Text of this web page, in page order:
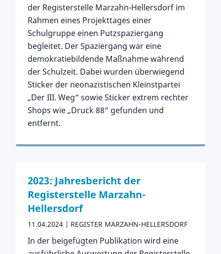
der Registerstelle Marzahn-Hellersdorf im
Rahmen eines Projekttages einer
Schulgruppe einen Putzspaziergang
begleitet. Der Spaziergang war eine
demokratiebildende Maßnahme während
der Schulzeit. Dabei wurden überwiegend
Sticker der neonazistischen Kleinstpartei
„Der III. Weg“ sowie Sticker extrem rechter
Shops wie „Druck 88“ gefunden und
entfernt.
Zum Artikel
2023: Jahresbericht der
Registerstelle Marzahn-
Hellersdorf
11.04.2024 REGISTER MARZAHN-HELLERSDORF
In der beigefügten Publikation wird eine